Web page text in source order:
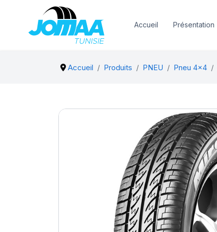
Accueil Présentation
Accueil Produits PNEU Pneu 4x4